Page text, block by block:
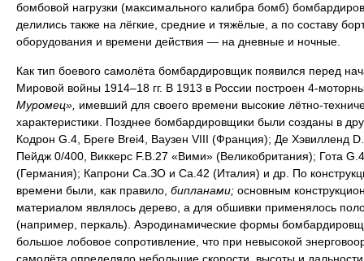
бомбовой нагрузки (максимального калибра бомб)
делились также на лёгкие, средние и тяжёлые, а по составу
оборудования и времени действия — на дневные и ночные.
Как тип боевого самолёта бомбардировщик появился перед
Мировой войны 1914–18 гг. В 1913 в России построен 4-
Муромец», имевший для своего времени высокие лётно-
характеристики. Позднее бомбардировщики были созданы в
Кодрон G.4, Бреге Brei4, Ваузен VIII (Франция); Де Хэвилленд
Пейдж 0/400, Виккерс F.B.27 «Вими» (Великобритания); Гота
(Германия); Капрони Са.ЗО и Са.42 (Италия) и др. По
времени были, как правило, бипланами; основным
материалом являлось дерево, а для обшивки применялось
(например, перкаль). Аэродинамические формы
большое лобовое сопротивление, что при невысокой